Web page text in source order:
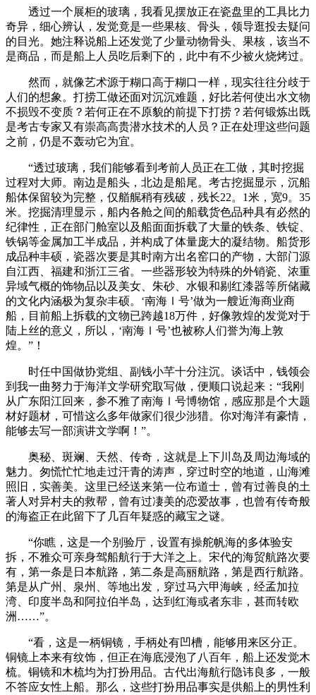
透过一个展柜的玻璃，我看见摆放正在瓷盘里的工具比力
奇异，细心辨认，发觉竟是一些果核、骨头，领导逛投去疑问
的目光。她注释说船上还发觉了少量动物骨头、果核，该当不
是商品，而是船上人员吃后剩下的，此中有不少被火烧烤过。
然而，就像艺术源于糊口高于糊口一样，现实往往分歧于
人们的想象。打捞工做还面对沉沉难题，好比若何使出水文物
不损毁不变质？若何正在不原貌的前提下打捞？若何锻炼出既
是考古专家又有崇高高贵潜水技术的人员？正在处理这些问题
之前，仍是不轰动它为宜。
“透过玻璃，我们能够看到考前人员正在工做，其时挖掘
过程对大师。南边是船头，北边是船尾。考古挖掘显示，沉船
船体保留较为完整，仅艏艉稍有残破，残长22。1米，宽9。35
米。挖掘清理显示，船内各舱之间的船载货色品种具有必然的
纪律性，正在部门舱室以及船面面拆载了大量的铁条、铁锭、
铁锅等金属加工半成品，并构成了体量庞大的凝结物。船货形
成品种丰硕，瓷器次要是其时南方出名窑口的产物，大部门源
自江西、福建和浙江三省。一些器形较为特殊的外销瓷、浓重
异域气概的饰物品以及美女、朱砂、水银和剔红漆器等所储藏
的文化内涵极为复杂丰硕。‘南海Ⅰ号’做为一艘近海商业商
船，目前船上拆载的文物已跨越18万件，好像敦煌的发觉对于
陆上丝的意义，所以，‘南海Ⅰ号’也被称人们誉为海上敦
煌。”！
时任中国做协党组、副钱小芊十分注沉。谈话中，钱领会
到我一曲努力于海洋文学研究取写做，便顺口说起来：“我刚
从广东阳江回来，参不雅了南海Ⅰ号博物馆，感应那是个大题
材好题材，可惜这么多年做家们很少涉猎。你对海洋有豪情，
能够去写一部演讲文学啊！”。
奥秘、斑斓、天然、传奇，这就是上下川岛及周边海域的
魅力。匆慌忙忙地走过汗青的涛声，穿过时空的地道，山海滩
照旧，实善美。这里已经送来第一位布道士，曾有过善良的土
著人对异村夫的救帮，曾有过凄美的恋爱故事，也曾有传奇般
的海盗正在此留下了几百年疑惑的藏宝之谜。
“你瞧，这是一个别验厅，设置有操舵帆海的多体验安
拆，不雅众可亲身驾船航行于大洋之上。宋代的海贸航路次要
有，第一条是日本航路，第二条是高丽航路，第是西行航路。
第是从广州、泉州、等地出发，穿过马六甲海峡，经孟加拉
湾、印度半岛和阿拉伯半岛，达到红海或者东非，甚而转欧
洲……”。
“看，这是一柄铜镜，手柄处有凹槽，能够用来区分正。
铜镜上本来有纹饰，但正在海底浸泡了八百年，船上还发觉木
梳。铜镜和木梳均为打扮用品。古代出海航行隐讳良多，一般
不答应女性上船。那么，这些打扮用品事实是供船上的男性利